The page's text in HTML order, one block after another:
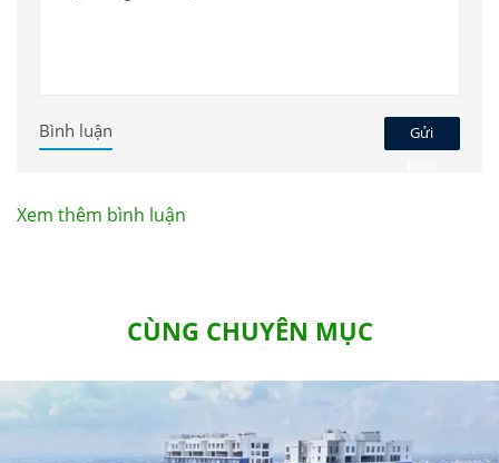
Gửi
Bình luận
Xem thêm bình luận
CÙNG CHUYÊN MỤC